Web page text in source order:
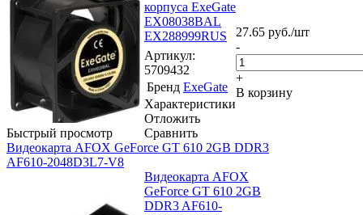
Быстрый просмотр
корпуса ExeGate
EX08038BAL
EX288999RUS
Артикул:
5709432
Бренд ExeGate
Характеристики
Отложить
Сравнить
27.65 руб./шт
-
+
В корзину
Видеокарта AFOX GeForce GT 610 2GB DDR3
AF610-2048D3L7-V8
Видеокарта AFOX
GeForce GT 610 2GB
DDR3 AF610-